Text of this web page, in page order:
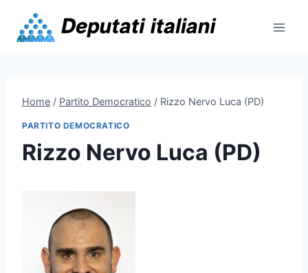
content
Home / Partito Democratico / Rizzo Nervo Luca (PD)
PARTITO DEMOCRATICO
Rizzo Nervo Luca (PD)